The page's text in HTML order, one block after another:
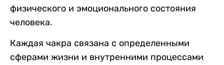
физического и эмоционального состояния
человека.
Каждая чакра связана с определенными
сферами жизни и внутренними процессами